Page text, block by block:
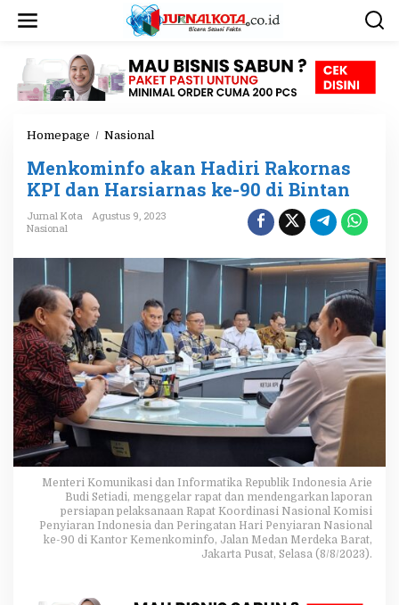
Homepage / Nasional
n
o
m
k
a
n
H
a
d
i
r
i
k
o
r
n
P
Menkominfo akan Hadiri Rakornas
KPI dan Harsiarnas ke-90 di Bintan
Jurnal Kota
Agustus 9, 2023
Nasional
Menteri Komunikasi dan Informatika Republik Indonesia Arie
Budi Setiadi, menggelar rapat dan mendengarkan laporan
persiapan pelaksanaan Rapat Koordinasi Nasional Komisi
Penyiaran Indonesia dan Peringatan Hari Penyiaran Nasional
ke-90 di Kantor Kemenkominfo, Jalan Medan Merdeka Barat,
Jakarta Pusat, Selasa (8/8/2023).